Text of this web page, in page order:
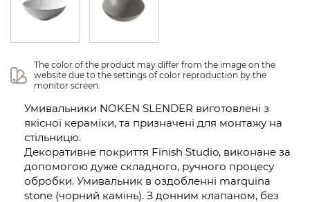
The color of the product may differ from the image on the
website due to the settings of color reproduction by the
monitor screen.
Умивальники NOKEN SLENDER виготовлені з
якісної кераміки, та призначені для монтажу на
стільницю.
Декоративне покриття Finish Studio, виконане за
допомогою дуже складного, ручного процесу
обробки. Умивальник в оздобленні marquina
stone (чорний камінь). З донним клапаном, без